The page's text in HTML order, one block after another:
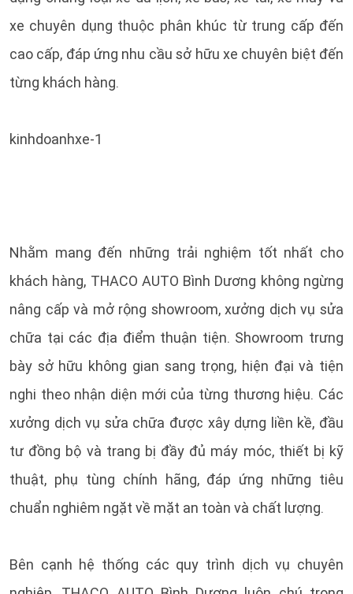
xe chuyên dụng thuộc phân khúc từ trung cấp đến
cao cấp, đáp ứng nhu cầu sở hữu xe chuyên biệt đến
từng khách hàng.
kinhdoanhxe-1
Nhằm mang đến những trải nghiệm tốt nhất cho
khách hàng, THACO AUTO Bình Dương không ngừng
nâng cấp và mở rộng showroom, xưởng dịch vụ sửa
chữa tại các địa điểm thuận tiện. Showroom trưng
bày sở hữu không gian sang trọng, hiện đại và tiện
nghi theo nhận diện mới của từng thương hiệu. Các
xưởng dịch vụ sửa chữa được xây dựng liền kề, đầu
tư đồng bộ và trang bị đầy đủ máy móc, thiết bị kỹ
thuật, phụ tùng chính hãng, đáp ứng những tiêu
chuẩn nghiêm ngặt về mặt an toàn và chất lượng.
Bên cạnh hệ thống các quy trình dịch vụ chuyên